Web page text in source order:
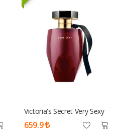
Victoria's Secret Very Sexy
100ml Tester Parfüm Kadın
659.9